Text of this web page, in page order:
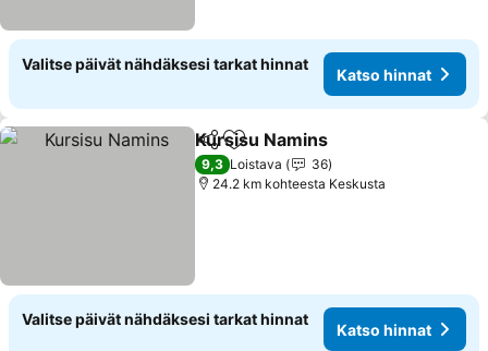
Valitse päivät nähdäksesi tarkat hinnat
Katso hinnat
Jaa Lisää suosikkeihin
Kursisu Namins
9,3 Loistava
36
24.2 km kohteesta Keskusta
Valitse päivät nähdäksesi tarkat hinnat
Katso hinnat